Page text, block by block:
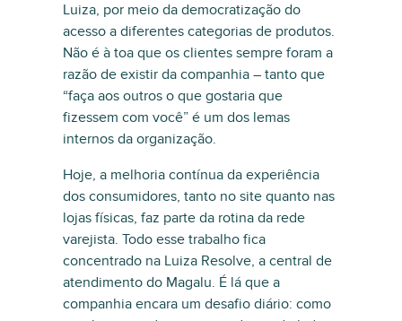
Luiza, por meio da democratização do
acesso a diferentes categorias de produtos.
Não é à toa que os clientes sempre foram a
razão de existir da companhia – tanto que
“faça aos outros o que gostaria que
fizessem com você” é um dos lemas
internos da organização.
Hoje, a melhoria contínua da experiência
dos consumidores, tanto no site quanto nas
lojas físicas, faz parte da rotina da rede
varejista. Todo esse trabalho fica
concentrado na Luiza Resolve, a central de
atendimento do Magalu. É lá que a
companhia encara um desafio diário: como